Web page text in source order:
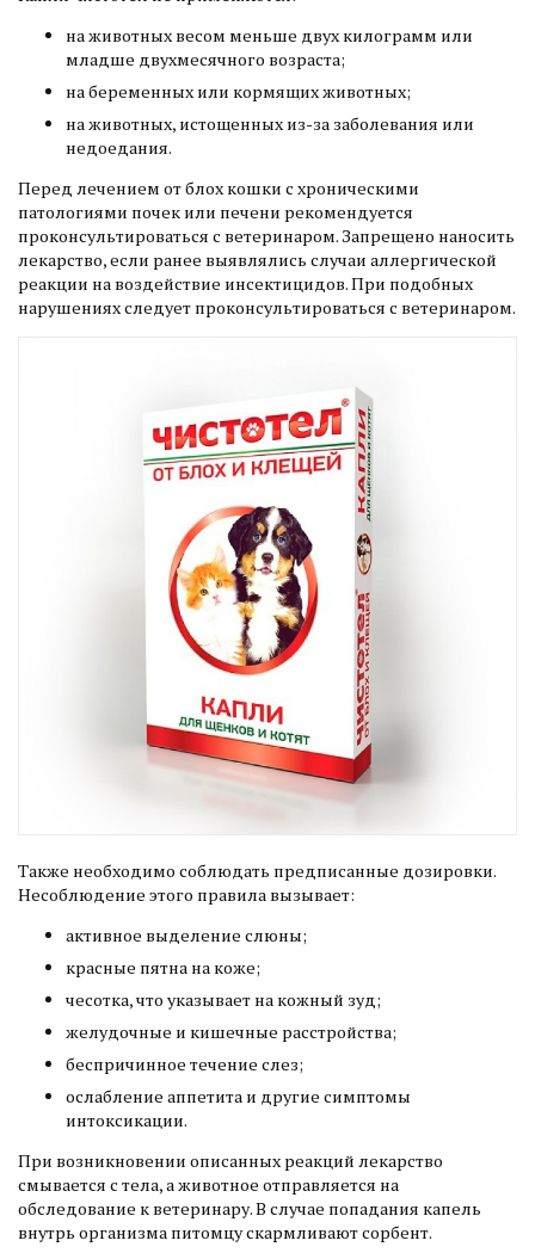
на животных весом меньше двух килограмм или
младше двухмесячного возраста;
на беременных или кормящих животных;
на животных, истощенных из-за заболевания или
недоедания.
Перед лечением от блох кошки с хроническими
патологиями почек или печени рекомендуется
проконсультироваться с ветеринаром. Запрещено наносить
лекарство, если ранее выявлялись случаи аллергической
реакции на воздействие инсектицидов. При подобных
нарушениях следует проконсультироваться с ветеринаром.
Также необходимо соблюдать предписанные дозировки.
Несоблюдение этого правила вызывает:
активное выделение слюны;
красные пятна на коже;
чесотка, что указывает на кожный зуд;
желудочные и кишечные расстройства;
беспричинное течение слез;
ослабление аппетита и другие симптомы
интоксикации.
При возникновении описанных реакций лекарство
смывается с тела, а животное отправляется на
обследование к ветеринару. В случае попадания капель
внутрь организма питомцу скармливают сорбент.